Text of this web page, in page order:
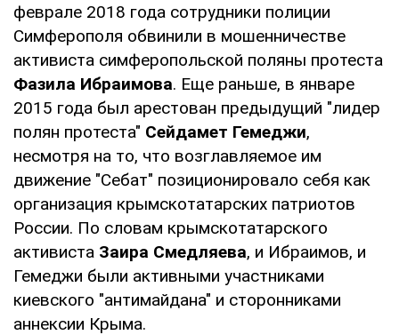
феврале 2018 года сотрудники полиции
Симферополя обвинили в мошенничестве
активиста симферопольской поляны протеста
Фазила Ибраимова. Еще раньше, в январе
2015 года был арестован предыдущий "лидер
полян протеста" Сейдамет Гемеджи,
несмотря на то, что возглавляемое им
движение "Себат" позиционировало себя как
организация крымскотатарских патриотов
России. По словам крымскотатарского
активиста Заира Смедляева, и Ибраимов, и
Гемеджи были активными участниками
киевского "антимайдана" и сторонниками
аннексии Крыма.